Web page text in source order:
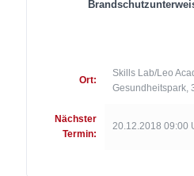
Ort:
Skills Lab/Leo
Gesundheitspark,
Nächster
Termin:
20.12.2018 09:00